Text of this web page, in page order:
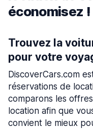
économisez !
Trouvez la
pour votre
DiscoverCars.com
réservations de
comparons les
location afin que
convient le mieux